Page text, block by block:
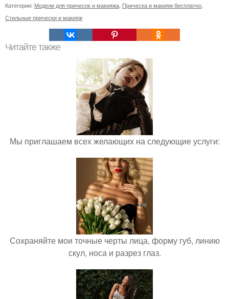
Категории: Модели для причесок и макияжа Прическа и макияж бесплатно
Стильные прически и макияж
Читайте также
Мы приглашаем всех желающих на следующие услуги:
Сохраняйте мои точные черты лица, форму губ, линию
скул, носа и разрез глаз.